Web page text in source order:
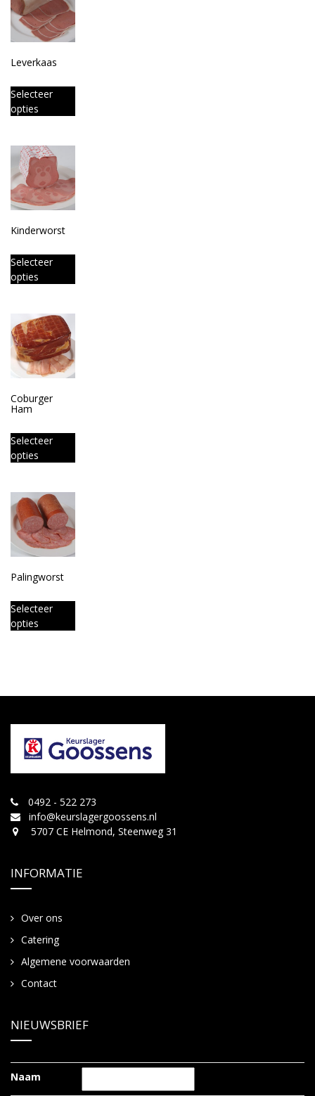
Leverkaas
Selecteer
opties
Kinderworst
Selecteer
opties
Coburger
Ham
Selecteer
opties
Palingworst
Selecteer
opties
0492 - 522 273
info@keurslagergoossens.nl
5707 CE Helmond, Steenweg 31
INFORMATIE
Over ons
Catering
Algemene voorwaarden
Contact
NIEUWSBRIEF
Naam